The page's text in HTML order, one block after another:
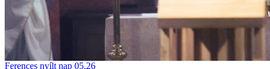
Ferences nyílt nap 05.26